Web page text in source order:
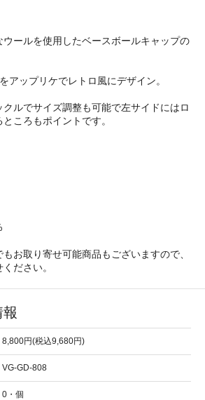
ウールを使用したベースボールキャップの
アップリケでレトロ風にデザイン。
ルでサイズ調整も可能で左サイドにはロ
ころもポイントです。
お取り寄せ可能商品もございますので、
ださい。
8,800円(税込9,680円)
VG-GD-808
0・個